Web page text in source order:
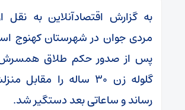
به گزارش اقتصادآنلاین به نقل
مردی جوان در شهرستان کهنوج
پس از صدور حکم طلاق
گلوله زن ۳۰ ساله را
رساند و ساعاتی بعد دستگیر شد.